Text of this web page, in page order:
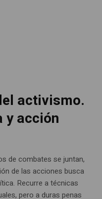
activismo.
y acción
de combates se juntan,
de las acciones busca
Recurre a técnicas
pero a duras penas